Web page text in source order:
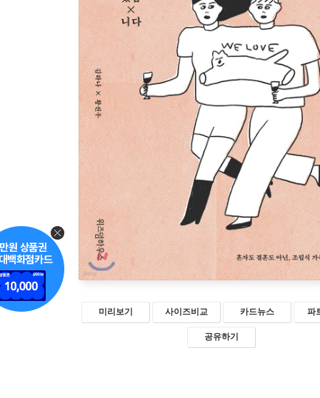
미리보기 사이즈비교 카드뉴스 파
공유하기